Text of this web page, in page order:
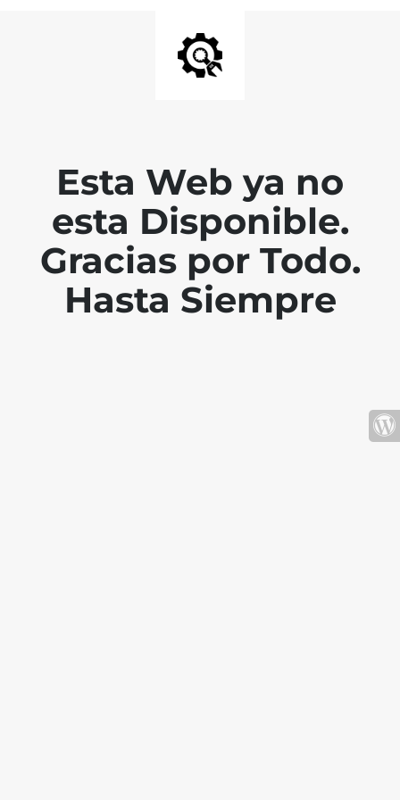
Esta Web ya no
esta Disponible.
Gracias por Todo.
Hasta Siempre